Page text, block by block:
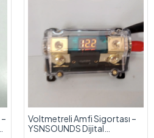
Voltmetreli Amfi Sigortası –
YSNSOUNDS Dijital